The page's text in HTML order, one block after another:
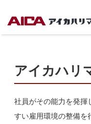
TOP 会社案内
アイカハリ
社員がその能力を発揮
すい雇用環境の整備を